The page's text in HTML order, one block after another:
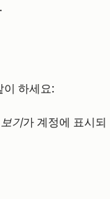
.
이 하세요:
기가 계정에 표시되